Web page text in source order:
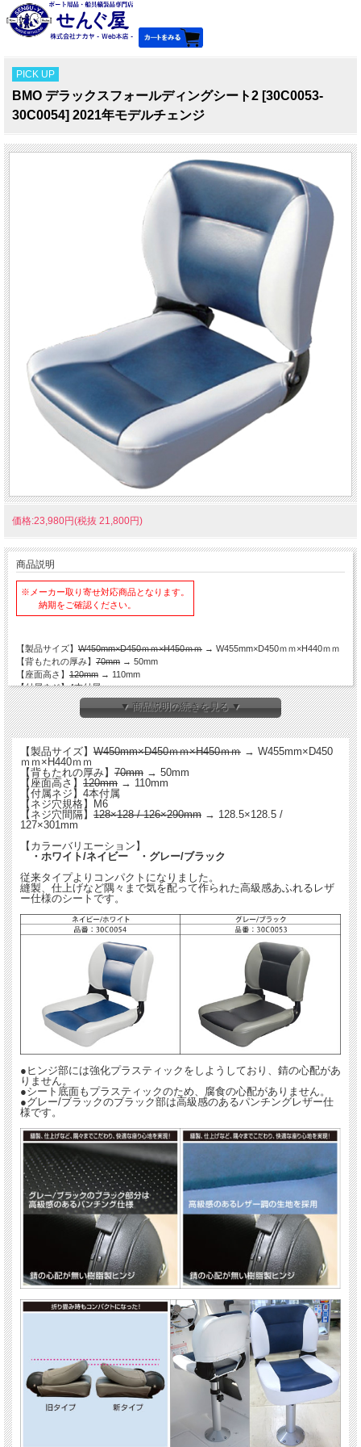
PICK UP
BMO デラックスフォールディングシート2 [30C0053-
30C0054] 2021年モデルチェンジ
価格:23,980円(税抜 21,800円)
商品説明
※メーカー取り寄せ対応商品となります。
納期をご確認ください。
【製品サイズ】 W450mm×D450ｍｍ×H450ｍｍ → W455mm×D450ｍｍ×H440ｍｍ
【背もたれの厚み】 70mm → 50mm
【座面高さ】 120mm → 110mm
【付属ネジ】4本付属
【ネジ穴規格】M6
【ネジ穴間隔】128×128 / 126×290mm→ 128.5×128.5 / 127×301mm
【カラーバリエーション】
・ホワイト/ネイビー ・グレー/ブラック
従来タイプよりコンパクトになりました。
縫製、仕上げなど隅々まで気を配って作られた高級感あふれるレザー仕様のシート
です。
●ヒンジ部には強化プラスティックをしようしており、錆の心配がありません。
●シート底面もプラスティックのため、腐食の心配がありません。
●グレー/ブラックのブラック部は高級感のあるパンチングレザー仕様です。
▼ 商品説明の続きを見る ▼
【製品サイズ】 W450mm×D450ｍｍ×H450ｍｍ → W455mm×D450
ｍｍ×H440ｍｍ
【背もたれの厚み】 70mm → 50mm
【座面高さ】 120mm → 110mm
【付属ネジ】4本付属
【ネジ穴規格】M6
【ネジ穴間隔】 128×128 / 126×290mm → 128.5×128.5 /
127×301mm
【カラーバリエーション】
・ホワイト/ネイビー ・グレー/ブラック
従来タイプよりコンパクトになりました。
縫製、仕上げなど隅々まで気を配って作られた高級感あふれるレザ
ー仕様のシートです。
●ヒンジ部には強化プラスティックをしようしており、錆の心配があ
りません。
●シート底面もプラスティックのため、腐食の心配がありません。
●グレー/ブラックのブラック部は高級感のあるパンチングレザー仕
様です。